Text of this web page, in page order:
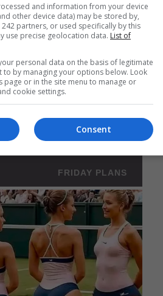
and information from your device
other device data) may be stored by,
partners, or used specifically by this
use precise geolocation data. List of
personal data on the basis of legitimate
to by managing your options below. Look
or in the site menu to manage or
cookie settings.
Consent